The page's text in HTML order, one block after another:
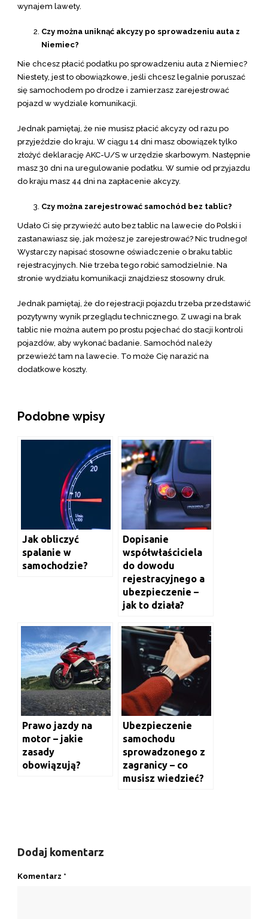
wynajem lawety.
Czy można uniknąć akcyzy po sprowadzeniu auta z
Niemiec?
Nie chcesz płacić podatku po sprowadzeniu auta z Niemiec?
Niestety, jest to obowiązkowe, jeśli chcesz legalnie poruszać
się samochodem po drodze i zamierzasz zarejestrować
pojazd w wydziale komunikacji.
Jednak pamiętaj, że nie musisz płacić akcyzy od razu po
przyjeździe do kraju. W ciągu 14 dni masz obowiązek tylko
złożyć deklarację AKC-U/S w urzędzie skarbowym. Następnie
masz 30 dni na uregulowanie podatku. W sumie od przyjazdu
do kraju masz 44 dni na zapłacenie akcyzy.
Czy można zarejestrować samochód bez tablic?
Udało Ci się przywieźć auto bez tablic na lawecie do Polski i
zastanawiasz się, jak możesz je zarejestrować? Nic trudnego!
Wystarczy napisać stosowne oświadczenie o braku tablic
rejestracyjnych. Nie trzeba tego robić samodzielnie. Na
stronie wydziału komunikacji znajdziesz stosowny druk.
Jednak pamiętaj, że do rejestracji pojazdu trzeba przedstawić
pozytywny wynik przeglądu technicznego. Z uwagi na brak
tablic nie można autem po prostu pojechać do stacji kontroli
pojazdów, aby wykonać badanie. Samochód należy
przewieźć tam na lawecie. To może Cię narazić na
dodatkowe koszty.
Podobne wpisy
Jak obliczyć
spalanie w
samochodzie?
Dopisanie
współwłaściciela
do dowodu
rejestracyjnego a
ubezpieczenie –
jak to działa?
Prawo jazdy na
motor – jakie
zasady
obowiązują?
Ubezpieczenie
samochodu
sprowadzonego z
zagranicy – co
musisz wiedzieć?
Dodaj komentarz
Komentarz *